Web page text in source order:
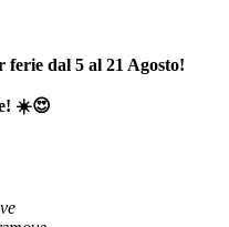
ferie dal 5 al 21 Agosto!
☀️😍